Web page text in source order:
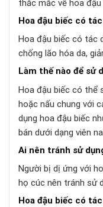
thắc mắc về hoa đậu
Hoa đậu biếc có
Hoa đậu biếc có tác
chống lão hóa da,
Làm thế nào để sử
Hoa đậu biếc có thể
hoặc nấu chung với
dụng hoa đậu biếc
bán dưới dạng viên
Ai nên tránh sử
Người bị dị ứng với
họ cúc nên tránh sử
Hoa đậu biếc có